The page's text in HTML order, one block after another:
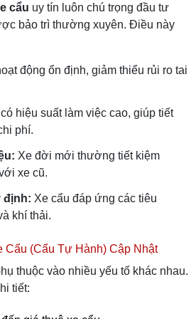
cẩu uy tín luôn chú trọng đầu tư
bảo trì thường xuyên. Điều này
động ổn định, giảm thiểu rủi ro tai
hiệu suất làm việc cao, giúp tiết
phí.
Xe đời mới thường tiết kiệm
xe cũ.
định: Xe cẩu đáp ứng các tiêu
khí thải.
Cẩu (Cẩu Tự Hành) Cập Nhật
thuộc vào nhiều yếu tố khác nhau.
tiết: